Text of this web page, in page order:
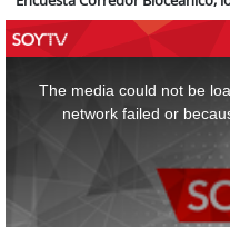
The media could not be
network failed or